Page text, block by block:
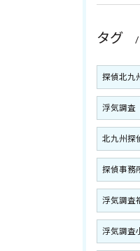
タグ
探偵北九
浮気調査
北九州探
探偵事務
浮気調査
浮気調査